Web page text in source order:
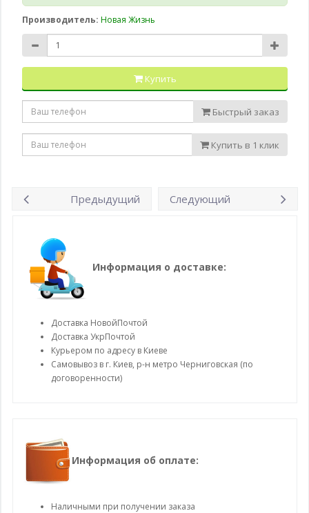
Производитель: Новая Жизнь
Купить
Быстрый заказ
Купить в 1 клик
Предыдущий Следующий
Информация о доставке:
Доставка НовойПочтой
Доставка УкрПочтой
Курьером по адресу в Киеве
Самовывоз в г. Киев, р-н метро Черниговская (по
договоренности)
Информация об оплате:
Наличными при получении заказа